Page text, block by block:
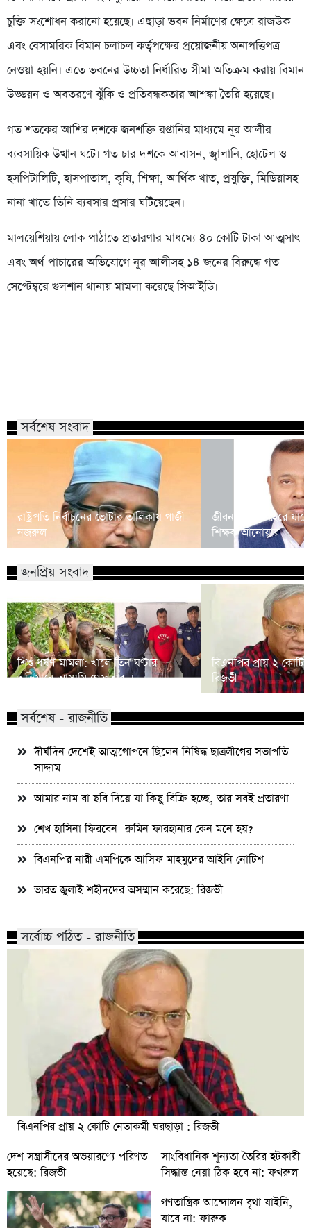
চুক্তি সংশোধন করানো হয়েছে। এছাড়া ভবন নির্মাণের ক্ষেত্রে রাজউক
এবং বেসামরিক বিমান চলাচল কর্তৃপক্ষের প্রয়োজনীয় অনাপত্তিপত্র
নেওয়া হয়নি। এতে ভবনের উচ্চতা নির্ধারিত সীমা অতিক্রম করায় বিমান
উড্ডয়ন ও অবতরণে ঝুঁকি ও প্রতিবন্ধকতার আশঙ্কা তৈরি হয়েছে।
গত শতকের আশির দশকে জনশক্তি রপ্তানির মাধ্যমে নূর আলীর
ব্যবসায়িক উত্থান ঘটে। গত চার দশকে আবাসন, জ্বালানি, হোটেল ও
হসপিটালিটি, হাসপাতাল, কৃষি, শিক্ষা, আর্থিক খাত, প্রযুক্তি, মিডিয়াসহ
নানা খাতে তিনি ব্যবসার প্রসার ঘটিয়েছেন।
মালয়েশিয়ায় লোক পাঠাতে প্রতারণার মাধম্যে ৪০ কোটি টাকা আত্মসাৎ
এবং অর্থ পাচারের অভিযোগে নূর আলীসহ ১৪ জনের বিরুদ্ধে গত
সেপ্টেম্বরে গুলশান থানায় মামলা করেছে সিআইডি।
সর্বশেষ সংবাদ
রাষ্ট্রপতি নির্বাচনের ভোটার তালিকায় গাজী
নজরুল
জীবনসংগ্রামে হেরে
শিক্ষক আনোয়ার
জনপ্রিয় সংবাদ
শিশু ধর্ষণ মামলা: খালে তিন ঘণ্টার
অভিযানে আসামি গ্রেফতার
বিএনপির প্রায় ২ কোটি
রিজভী
সর্বশেষ - রাজনীতি
দীর্ঘদিন দেশেই আত্মগোপনে ছিলেন নিষিদ্ধ ছাত্রলীগের সভাপতি
সাদ্দাম
আমার নাম বা ছবি দিয়ে যা কিছু বিক্রি হচ্ছে, তার সবই প্রতারণা
শেখ হাসিনা ফিরবেন- রুমিন ফারহানার কেন মনে হয়?
বিএনপির নারী এমপিকে আসিফ মাহমুদের আইনি নোটিশ
ভারত জুলাই শহীদদের অসম্মান করেছে: রিজভী
সর্বোচ্চ পঠিত - রাজনীতি
বিএনপির প্রায় ২ কোটি নেতাকর্মী ঘরছাড়া : রিজভী
দেশ সন্ত্রাসীদের অভয়ারণ্যে পরিণত
হয়েছে: রিজভী
সাংবিধানিক শূন্যতা তৈরির হটকারী
সিদ্ধান্ত নেয়া ঠিক হবে না: ফখরুল
গণতান্ত্রিক আন্দোলন বৃথা যাইনি,
যাবে না: ফারুক